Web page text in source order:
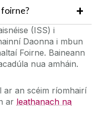
foirne?
(ISS) i
Daonna i mbun
Foirne. Baineann
nua amháin.
ar an scéim ríomhairí
ar leathanach na